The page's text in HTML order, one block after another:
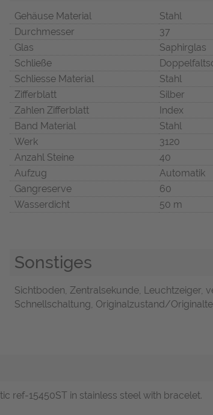
Gehäuse Material
Stahl
Durchmesser
37
Glas
Saphirglas
Schließe
Schliesse Material
Stahl
Zifferblatt
Silber
Zahlen Zifferblatt
Index
Band Material
Stahl
Werk
3120
Anzahl Steine
40
Aufzug
Automatik
Gangreserve
60
Wasserdicht
50 m
Sonstiges
Sichtboden, Zentralsekunde, Leuchtzeiger,
Schnellschaltung, Originalzustand/
ref-15450ST in stainless steel with bracelet.